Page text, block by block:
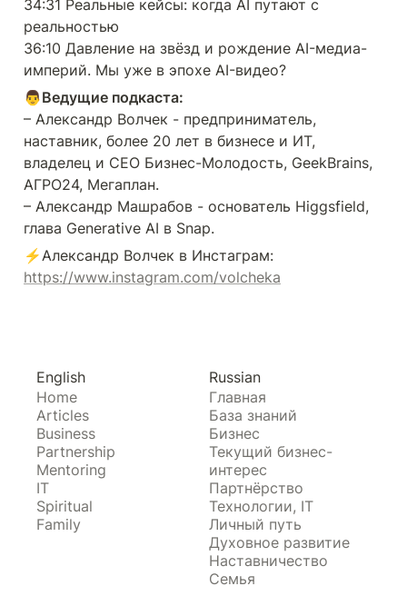
34:31 Реальные кейсы: когда AI путают с
реальностью
36:10 Давление на звёзд и рождение AI-медиа-
империй. Мы уже в эпохе AI-видео?
👨Ведущие подкаста:
– Александр Волчек - предприниматель,
наставник, более 20 лет в бизнесе и ИТ,
владелец и СЕО Бизнес-Молодость, GeekBrains,
АГРО24, Мегаплан.
– Александр Машрабов - основатель Higgsfield,
глава Generative AI в Snap.
https://www.instagram.com/volcheka
English
Home
Articles
Business
Partnership
Mentoring
IT
Spiritual
Family
Russian
Главная
База знаний
Бизнес
Текущий бизнес-
интерес
Партнёрство
Технологии, IT
Личный путь
Духовное развитие
Наставничество
Семья